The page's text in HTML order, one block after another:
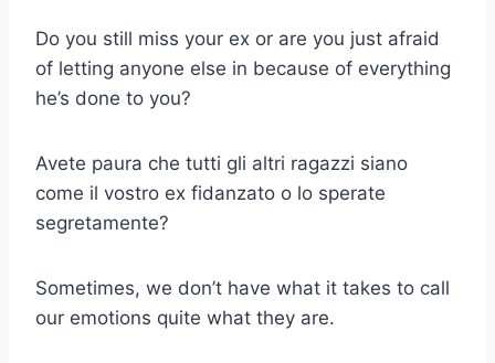
Do you still miss your ex or are you just afraid
of letting anyone else in because of everything
he’s done to you?
Avete paura che tutti gli altri ragazzi siano
come il vostro ex fidanzato o lo sperate
segretamente?
Sometimes, we don’t have what it takes to call
our emotions quite what they are.